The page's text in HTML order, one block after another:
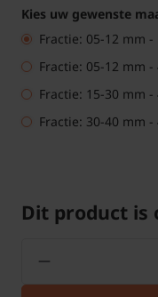
Kies uw gewenste
Fractie: 05-12 mm -
Fractie: 05-12 mm -
Fractie: 15-30 mm -
Fractie: 30-40 mm -
Dit product is